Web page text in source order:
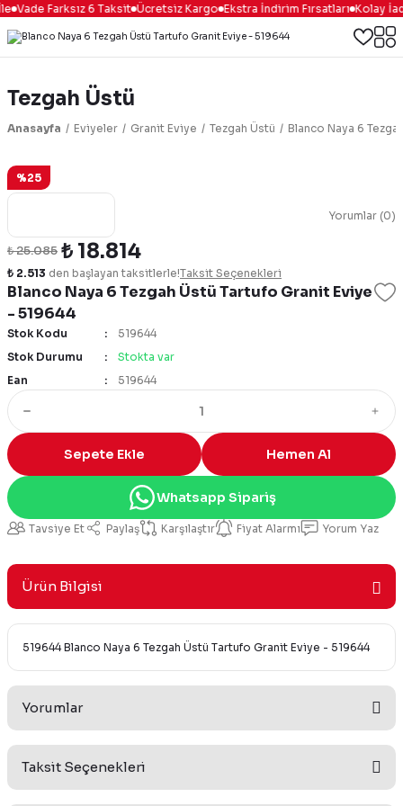
Vade Farksız 6 Taksit Ücretsiz Kargo Ekstra İndirim Fırsatları Kolay
Tezgah Üstü
Anasayfa Eviyeler Granit Eviye Tezgah Üstü Blanco Naya 6
%25
Yorumlar (0)
Blanco Naya 6 Tezgah Üstü Tartufo Granit Eviye
- 519644
₺ 25.085 ₺ 18.814
₺ 2.513 den başlayan taksitlerle!Taksit Seçenekleri
Stok Kodu
519644
Stok Durumu
Stokta var
Ean
519644
Sepete Ekle Hemen Al
Whatsapp Sipariş
Tavsiye Et Paylaş Karşılaştır Fiyat Alarmı Yorum Yaz
Ürün Bilgisi
519644 Blanco Naya 6 Tezgah Üstü Tartufo Granit Eviye - 519644
Yorumlar
Taksit Seçenekleri